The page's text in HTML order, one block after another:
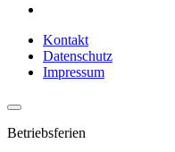
Kontakt
Datenschutz
Impressum
Betriebsferien